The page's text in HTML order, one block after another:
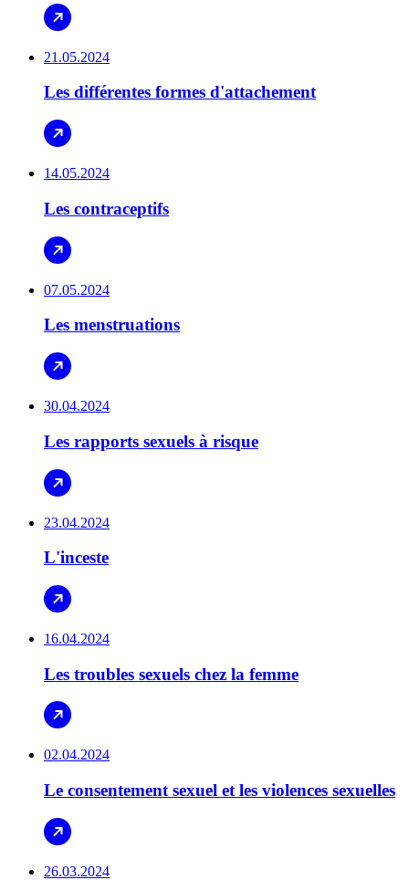
21.05.2024
Les différentes formes d'attachement
14.05.2024
Les contraceptifs
07.05.2024
Les menstruations
30.04.2024
Les rapports sexuels à risque
23.04.2024
L'inceste
16.04.2024
Les troubles sexuels chez la femme
02.04.2024
Le consentement sexuel et les violences sexuelles
26.03.2024